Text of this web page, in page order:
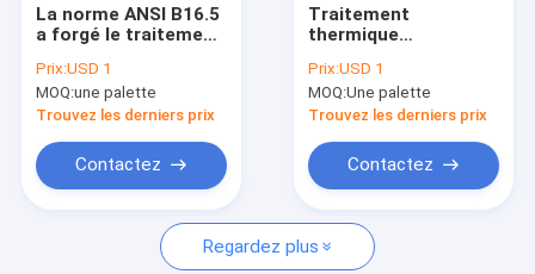
Demandez une citation
VR
fil de soudure de MIG
La norme ANSI B16.5
a forgé le traitement
PN2.5/6/10/16/25/40
de bride de plat
Prix:USD 1
MOQ:une palette
Trouvez les derniers prix
Contactez
Traitement
thermique
de la bride de plat
HG/T 20592-2009
Prix:USD 1
MOQ:Une palette
Trouvez les derniers prix
Contactez
Regardez plus